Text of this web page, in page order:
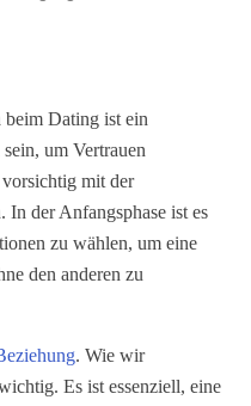
beim Dating ist ein
um Vertrauen
mit der
In der Anfangsphase ist es
zu wählen, um eine
den anderen zu
. Wie wir
Es ist essenziell, eine